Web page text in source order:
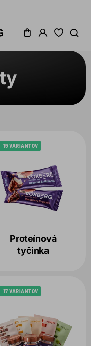
Proteínová
tyčinka
19 VARIANTOV
17 VARIANTOV